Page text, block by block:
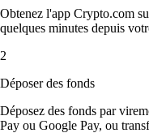
Obtenez l'app Crypto.com
quelques minutes depuis
2
Déposer des fonds
Déposez des fonds par
Pay ou Google Pay, ou